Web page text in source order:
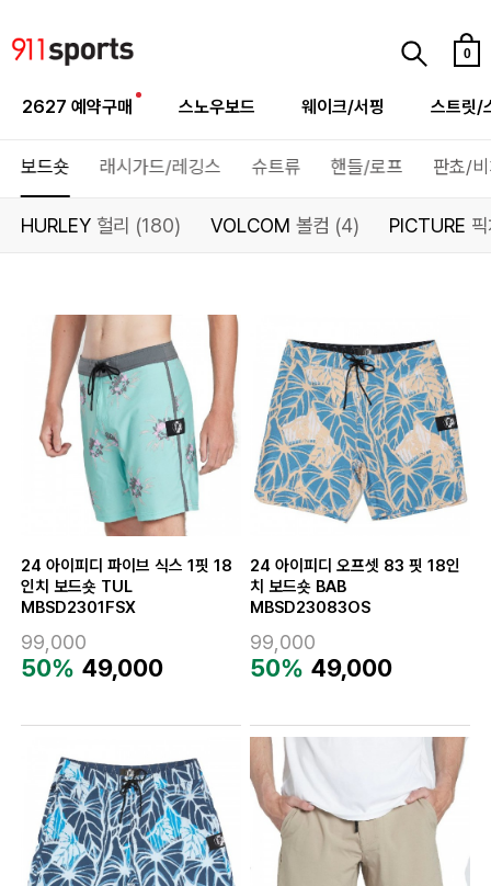
0
2627 예약구매 스노우보드 웨이크/서핑 스트릿/
보드숏 래시가드/레깅스 슈트류 핸들/로프 판쵸/
HURLEY헐리 (180) VOLCOM 볼컴 (4) PICTURE
24 아이피디 파이브 식스 1핏 18
인치 보드숏 TUL
MBSD2301FSX
99,000
50% 49,000
24 아이피디 오프셋 83 핏 18인
치 보드숏 BAB
MBSD23083OS
99,000
50% 49,000